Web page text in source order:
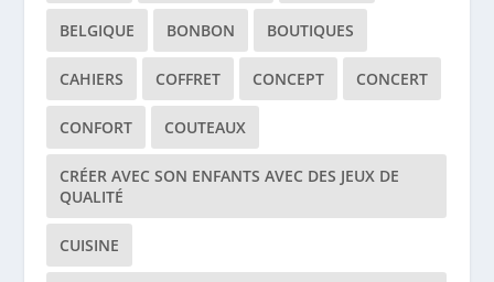
BELGIQUE BONBON BOUTIQUES
CAHIERS COFFRET CONCEPT CONCERT
CONFORT COUTEAUX
CRÉER AVEC SON ENFANTS AVEC DES JEUX DE
QUALITÉ
CUISINE